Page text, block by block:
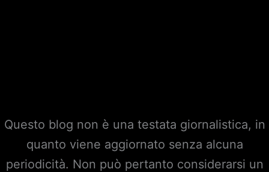
Questo blog non è una testata giornalistica, in
quanto viene aggiornato senza alcuna
periodicità. Non può pertanto considerarsi un